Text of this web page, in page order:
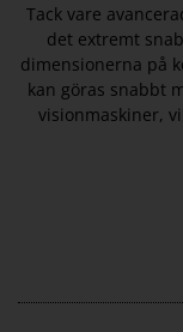
Tack vare
det extremt
dimensionerna på
kan göras snabbt
visionmaskiner,